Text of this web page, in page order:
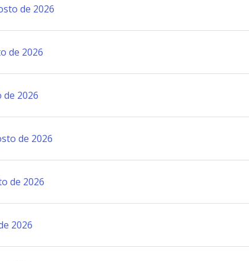
de 2026
de 2026
de 2026
de 2026
de 2026
2026